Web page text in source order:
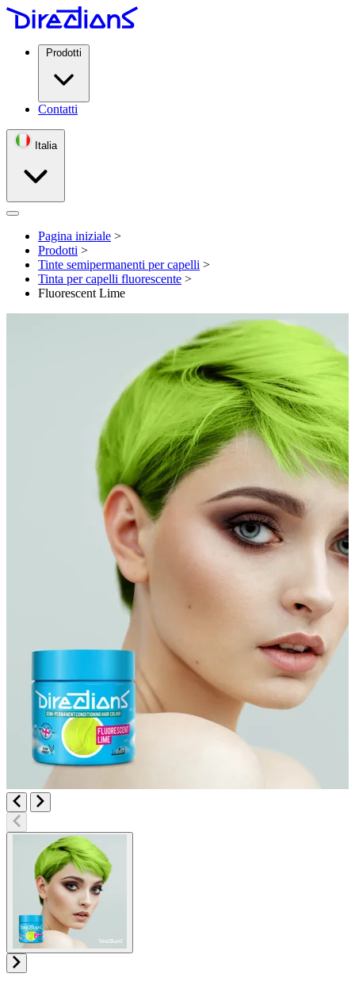
Prodotti
Contatti
Italia
Open menu
Pagina iniziale >
Prodotti >
Tinte semipermanenti per capelli >
Tinta per capelli fluorescente >
Fluorescent Lime